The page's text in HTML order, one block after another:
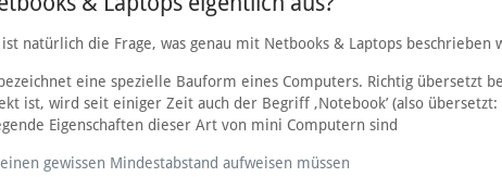
natürlich die Frage, was genau mit Netbooks & Laptops beschrieben
eine spezielle Bauform eines Computers. Richtig übersetzt
ist, wird seit einiger Zeit auch der Begriff ‚Notebook’ (also übersetzt:
Eigenschaften dieser Art von mini Computern sind
gewissen Mindestabstand aufweisen müssen